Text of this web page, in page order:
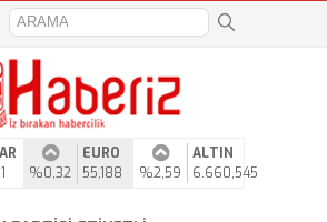
%0,32
EURO
55,188
%2,59
ALTIN
6.660,545